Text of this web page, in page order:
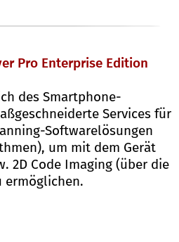
Pro Enterprise Edition
des Smartphone-
Services für
Softwarelösungen
um mit dem Gerät
2D Code Imaging (über die
ermöglichen.